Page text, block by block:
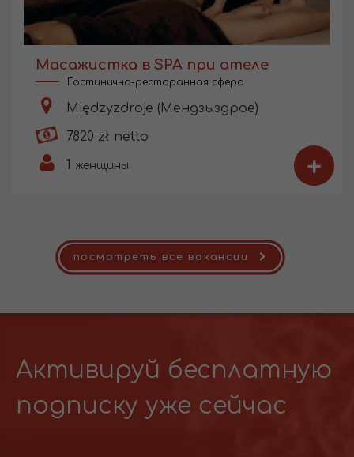
Масажистка в SPA при отеле
Гостинично-ресторанная сфера
Międzyzdroje (Мендзыздрое)
7820 zł netto
женщины +
посмотреть все вакансии
Активируй бесплатную
подписку уже сейчас